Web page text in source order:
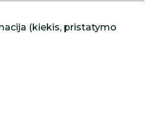
(kiekis, pristatymo